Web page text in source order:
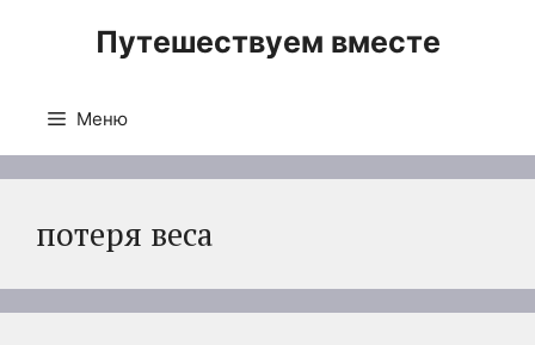
Путешествуем вместе
Меню
потеря веса